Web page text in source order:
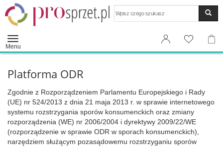
Menu
Platforma ODR
Zgodnie z Rozporządzeniem Parlamentu Europejskiego i Rady
(UE) nr 524/2013 z dnia 21 maja 2013 r. w sprawie internetowego
systemu rozstrzygania sporów konsumenckich oraz zmiany
rozporządzenia (WE) nr 2006/2004 i dyrektywy 2009/22/WE
(rozporządzenie w sprawie ODR w sporach konsumenckich),
narzędziem służącym pozasądowemu rozstrzyganiu sporów